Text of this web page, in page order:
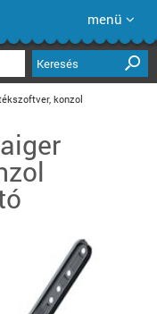
menü
Keresés
konzol